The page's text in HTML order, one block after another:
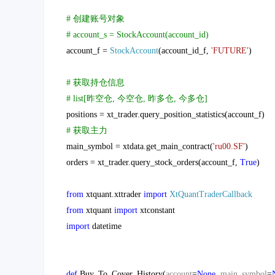
# 创建账号对象
# account_s = StockAccount(account_id)
account_f = StockAccount(account_id_f, 'FUTURE')
# 获取持仓信息
# list[昨空仓, 今空仓, 昨多仓, 今多仓]
positions = xt_trader.query_position_statistics(account_f)
# 获取主力
main_symbol = xtdata.get_main_contract('ru00.SF')
orders = xt_trader.query_stock_orders(account_f, True)
from xtquant.xttrader import XtQuantTraderCallback
from xtquant import xtconstant
import datetime